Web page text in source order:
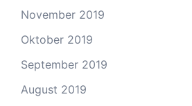
November 2019
Oktober 2019
September 2019
August 2019